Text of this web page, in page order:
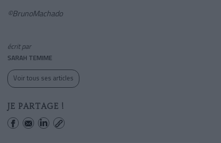
©BrunoMachado
écrit par
SARAH TEMIME
Voir tous ses articles
JE PARTAGE !